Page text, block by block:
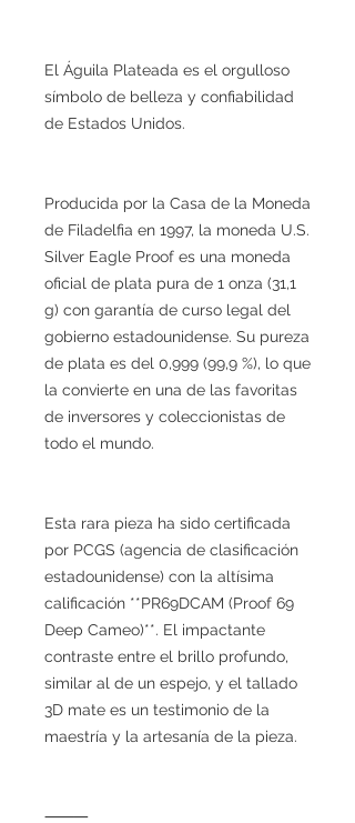
El Águila Plateada es el orgulloso
símbolo de belleza y confiabilidad
de Estados Unidos.
Producida por la Casa de la Moneda
de Filadelfia en 1997, la moneda U.S.
Silver Eagle Proof es una moneda
oficial de plata pura de 1 onza (31,1
g) con garantía de curso legal del
gobierno estadounidense. Su pureza
de plata es del 0,999 (99,9 %), lo que
la convierte en una de las favoritas
de inversores y coleccionistas de
todo el mundo.
Esta rara pieza ha sido certificada
por PCGS (agencia de clasificación
estadounidense) con la altísima
calificación **PR69DCAM (Proof 69
Deep Cameo)**. El impactante
contraste entre el brillo profundo,
similar al de un espejo, y el tallado
3D mate es un testimonio de la
maestría y la artesanía de la pieza.
⸻